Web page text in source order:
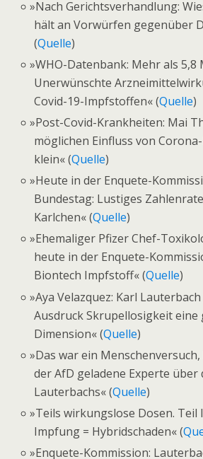
»Nach Gerichtsverhandlung:
hält an Vorwürfen gegenüber
(Quelle)
»WHO-Datenbank: Mehr als 5,8
Unerwünschte
Covid-19-Impfstoffen« (Quelle)
»Post-Covid-Krankheiten: Mai
möglichen Einfluss von
klein« (Quelle)
»Heute in der Enquete-
Bundestag: Lustiges
Karlchen« (Quelle)
»Ehemaliger Pfizer Chef-
heute in der Enquete-
Biontech Impfstoff« (Quelle)
»Aya Velazquez: Karl
Ausdruck Skrupellosigkeit eine
Dimension« (Quelle)
»Das war ein
der AfD geladene Experte
Lauterbachs« (Quelle)
»Teils wirkungslose Dosen. Teil
Impfung = Hybridschaden« (
»Enquete-Kommission: